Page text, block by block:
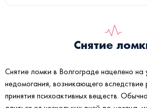
Снятие
Снятие ломки в Волгограде нацелено на
недомогания, возникающего вследствие
принятия психоактивных веществ.